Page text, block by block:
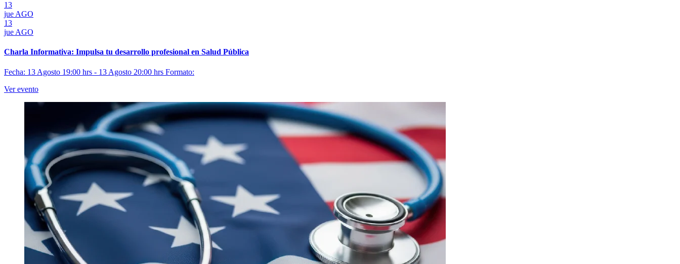
13
jue AGO
13
jue AGO
Charla Informativa: Impulsa tu desarrollo profesional en Salud Pública
Fecha: 13 Agosto 19:00 hrs - 13 Agosto 20:00 hrs Formato:
Ver evento